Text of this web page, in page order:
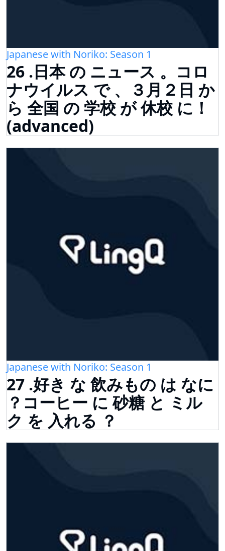
Japanese with Noriko: Season 1
26 .日本 の ニュース 。コロ
ナウイルス で 、３月２日 か
ら 全国 の 学校 が 休校 に！
(advanced)
Japanese with Noriko: Season 1
27 .好き な 飲みもの は なに
？コーヒー に 砂糖 と ミル
ク を 入れる ？